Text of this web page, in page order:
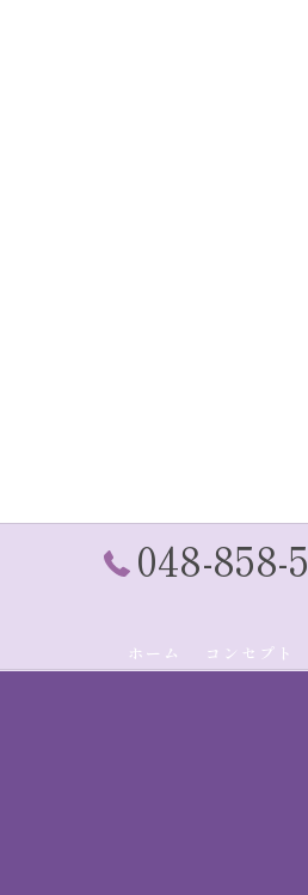
048-858-
ホーム コンセプト